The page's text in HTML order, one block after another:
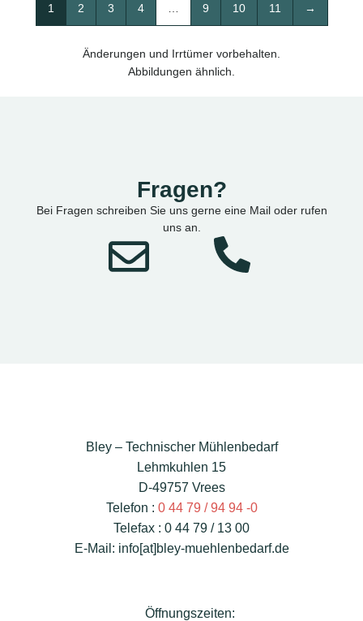
1 2 3 4 9 10 11 →
Änderungen und Irrtümer vorbehalten.
Abbildungen ähnlich.
Fragen?
Bei Fragen schreiben Sie uns gerne eine Mail oder rufen
uns an.
Bley – Technischer Mühlenbedarf
Lehmkuhlen 15
D-49757 Vrees
Telefon : 0 44 79 / 94 94 -0
Telefax : 0 44 79 / 13 00
E-Mail: info[at]bley-muehlenbedarf.de
Öffnungszeiten: